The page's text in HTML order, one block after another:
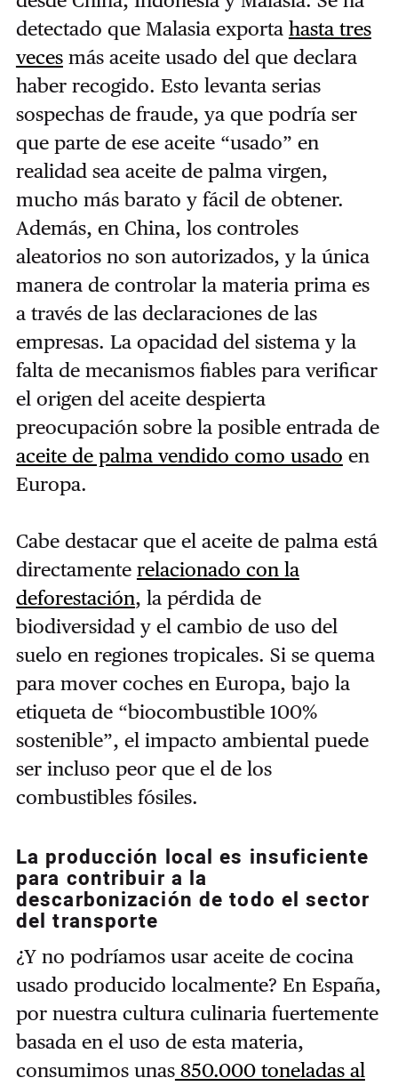
detectado que Malasia exporta hasta tres
vecesmás aceite usado del que declara
haber recogido. Esto levanta serias
sospechas de fraude, ya que podría ser
que parte de ese aceite “usado” en
realidad sea aceite de palma virgen,
mucho más barato y fácil de obtener.
Además, en China, los controles
aleatorios no son autorizados, y la única
manera de controlar la materia prima es
a través de las declaraciones de las
empresas. La opacidad del sistema y la
falta de mecanismos fiables para verificar
el origen del aceite despierta
preocupación sobre la posible entrada de
aceite de palma vendido como usado en
Europa.
Cabe destacar que el aceite de palma está
directamente relacionado con la
deforestación, la pérdida de
biodiversidad y el cambio de uso del
suelo en regiones tropicales. Si se quema
para mover coches en Europa, bajo la
etiqueta de “biocombustible 100%
sostenible”, el impacto ambiental puede
ser incluso peor que el de los
combustibles fósiles.
La producción local es insuficiente
para contribuir a la
descarbonización de todo el sector
del transporte
¿Y no podríamos usar aceite de cocina
usado producido localmente? En España,
por nuestra cultura culinaria fuertemente
basada en el uso de esta materia,
consumimos unas850.000 toneladas al